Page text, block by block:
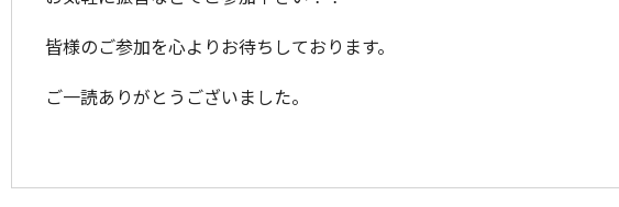
皆様のご参加を心よりお待ちしております。
ご一読ありがとうございました。